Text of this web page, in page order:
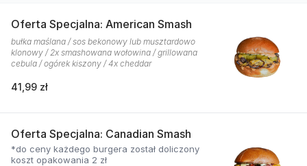
Oferta Specjalna: American Smash
bułka maślana / sos bekonowy lub musztardowo
klonowy / 2x smashowana wołowina / grillowana
cebula / ogórek kiszony / 4x cheddar
41,99 zł
Oferta Specjalna: Canadian Smash
*do ceny każdego burgera został doliczony
koszt opakowania 2 zł